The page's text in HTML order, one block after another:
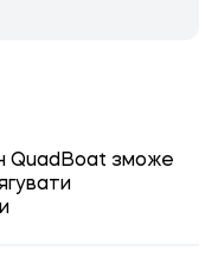
QuadBoat зможе